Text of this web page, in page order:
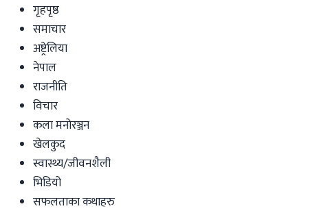
गृहपृष्ठ
समाचार
अष्ट्रेलिया
नेपाल
राजनीति
विचार
कला मनोरञ्जन
खेलकुद
स्वास्थ्य/जीवनशैली
भिडियो
सफलताका कथाहरु